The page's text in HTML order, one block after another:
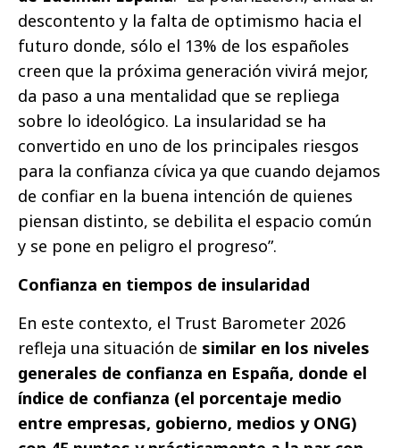
descontento y la falta de optimismo hacia el
futuro donde, sólo el 13% de los españoles
creen que la próxima generación vivirá mejor,
da paso a una mentalidad que se repliega
sobre lo ideológico. La insularidad se ha
convertido en uno de los principales riesgos
para la confianza cívica ya que cuando dejamos
de confiar en la buena intención de quienes
piensan distinto, se debilita el espacio común
y se pone en peligro el progreso”.
Confianza en tiempos de insularidad
En este contexto, el Trust Barometer 2026
refleja una situación de similar en los niveles
generales de confianza en España, donde el
índice de confianza (el porcentaje medio
entre empresas, gobierno, medios y ONG)